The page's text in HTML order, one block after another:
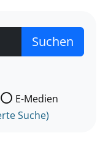
der Sie suchen wollen.
E-Medien
Suche)